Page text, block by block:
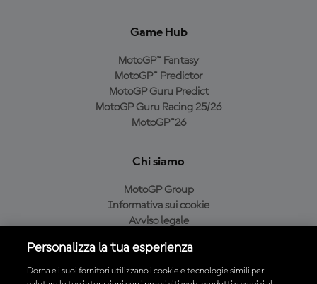
Game Hub
MotoGP™ Fantasy
MotoGP™ Predictor
MotoGP Guru Predict
MotoGP Guru Racing 25/26
MotoGP™26
Chi siamo
MotoGP Group
Informativa sui cookie
Avviso legale
Condizioni di acquisto
Personalizza la tua esperienza
Dorna e i suoi fornitori utilizzano i cookie e tecnologie simili per